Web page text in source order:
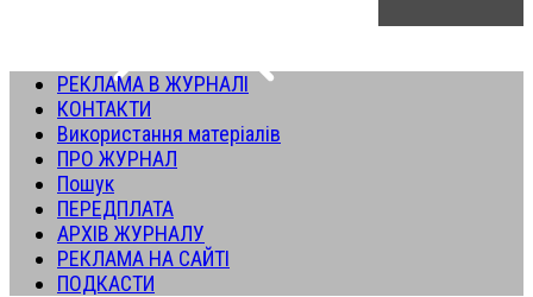
РЕКЛАМА В ЖУРНАЛІ
КОНТАКТИ
Використання матеріалів
ПРО ЖУРНАЛ
Пошук
ПЕРЕДПЛАТА
АРХІВ ЖУРНАЛУ
РЕКЛАМА НА САЙТІ
ПОДКАСТИ